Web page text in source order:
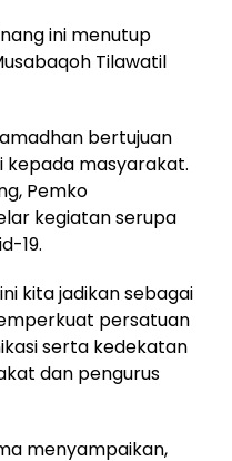
ini menutup
Tilawatil
bertujuan
kepada masyarakat.
Pemko
kegiatan serupa
19.
kita jadikan sebagai
persatuan
serta kedekatan
dan pengurus
menyampaikan,